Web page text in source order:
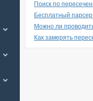
Поиск по
Бесплатный
Можно ли
Как замерять